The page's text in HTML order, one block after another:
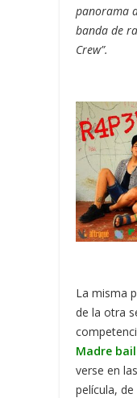
panorama
banda de
Crew”.
La misma
de la otra
Madre
verse en
película, de